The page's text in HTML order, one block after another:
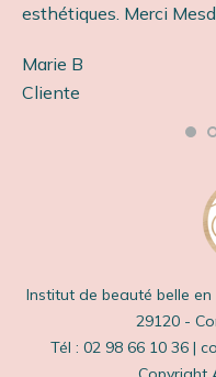
esthétiques. Merci
Marie B
Cliente
Institut de beauté belle
29120 -
Tél : 02 98 66 10 36 |